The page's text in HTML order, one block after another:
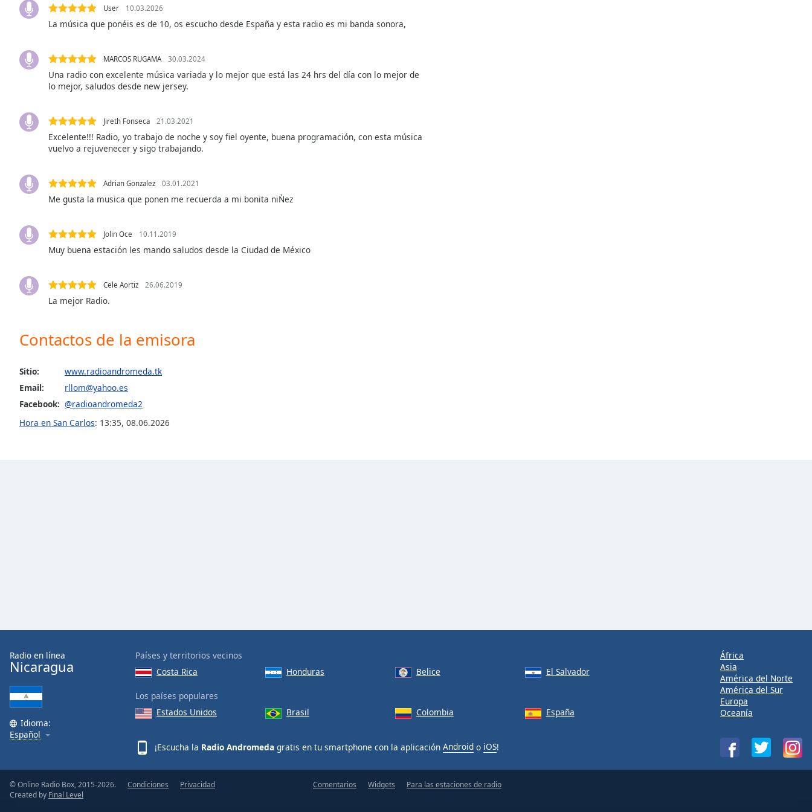
Color
Background
Caption
Font
Edge
Style
User 10.03.2026
La música que ponéis es de 10, os escucho desde España y esta radio es mi banda sonora,
MARCOS RUGAMA 30.03.2024
Una radio con excelente música variada y lo mejor que está las 24 hrs del día con lo mejor de
lo mejor, saludos desde new jersey.
Jireth Fonseca 21.03.2021
Excelente!!! Radio, yo trabajo de noche y soy fiel oyente, buena programación, con esta música
vuelvo a rejuvenecer y sigo trabajando.
Adrian Gonzalez 03.01.2021
Me gusta la musica que ponen me recuerda a mi bonita niǸez
Jolin Oce 10.11.2019
Muy buena estación les mando saludos desde la Ciudad de México
Cele Aortiz 26.06.2019
La mejor Radio.
Contactos de la emisora
Sitio:
www.radioandromeda.tk
Email:
rllom@yahoo.es
Facebook: @radioandromeda2
Hora en San Carlos: 13:35, 08.06.2026
Radio en línea
Nicaragua
Idioma:
Español
Países y territorios vecinos
Costa Rica
Honduras Belice El Salvador
Los países populares
Estados Unidos
Brasil Colombia España
¡Escucha la Radio Andromeda gratis en tu smartphone con la aplicación Android o iOS!
África
Asia
América del Norte
América del Sur
Europa
Oceanía
© Online Radio Box, 2015-2026.
Created by Final Level
Condiciones Privacidad Comentarios Widgets Para las estaciones de radio